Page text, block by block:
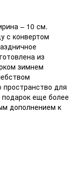
– 10 см.
с конвертом
​​из
зимнем
пространство для
еще более
дополнением к